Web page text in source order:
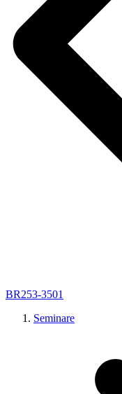
BR253-3501
Seminare